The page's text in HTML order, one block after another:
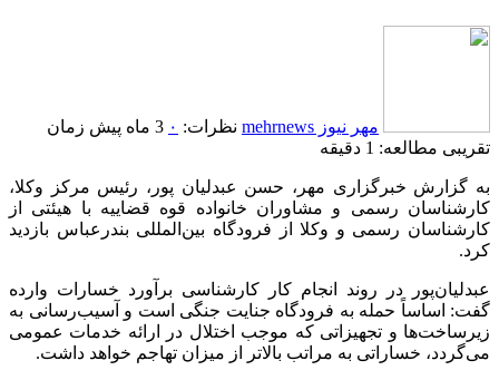
مهر نیوز mehrnews نظرات: ۰ 3 ماه پیش
زمان
تقریبی مطالعه: 1 دقیقه
به گزارش خبرگزاری مهر، حسن عبدلیان پور، رئیس مرکز وکلا،
کارشناسان رسمی و مشاوران خانواده قوه قضاییه با هیئتی از
کارشناسان رسمی و وکلا از فرودگاه بین‌المللی بندرعباس بازدید
کرد.
عبدلیان‌پور در روند انجام کار کارشناسی برآورد خسارات وارده
گفت: اساساً حمله به فرودگاه جنایت جنگی است و آسیب‌رسانی به
زیرساخت‌ها و تجهیزاتی که موجب اختلال در ارائه خدمات عمومی
می‌گردد، خساراتی به مراتب بالاتر از میزان تهاجم خواهد داشت.